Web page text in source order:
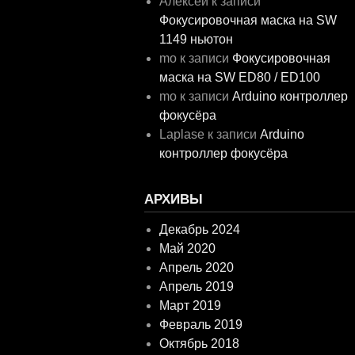
Фокусировочная маска на SW
1149 ньютон
mo к записи Фокусировочная
маска на SW ED80 / ED100
mo к записиArduino контроллер
фокусёра
Laplase к записиArduino
контроллер фокусёра
АРХИВЫ
Декабрь 2024
Май 2020
Апрель 2020
Апрель 2019
Март 2019
Февраль 2019
Октябрь 2018